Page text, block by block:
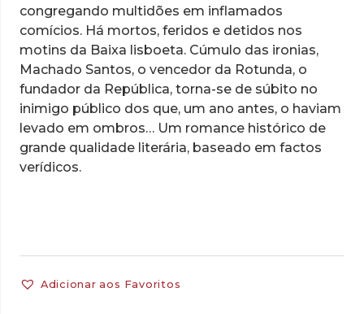
congregando multidões em inflamados
comícios. Há mortos, feridos e detidos nos
motins da Baixa lisboeta. Cúmulo das ironias,
Machado Santos, o vencedor da Rotunda, o
fundador da República, torna-se de súbito no
inimigo público dos que, um ano antes, o haviam
levado em ombros… Um romance histórico de
grande qualidade literária, baseado em factos
verídicos.
Adicionar aos Favoritos